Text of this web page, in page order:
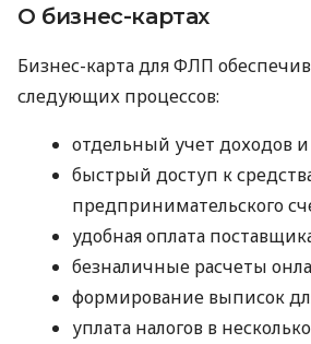
О бизнес-картах
Бизнес-карта для ФЛП
следующих процессов:
отдельный учет доходов и
быстрый доступ к
предпринимательского
удобная оплата
безналичные расчеты
формирование выписок
уплата налогов в